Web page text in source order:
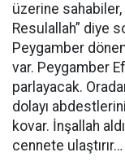
üzerine
Resulallah” diye
Peygamber
var. Peygamber
parlayacak.
dolayı
kovar. İnşallah
cennete ulaştırır…